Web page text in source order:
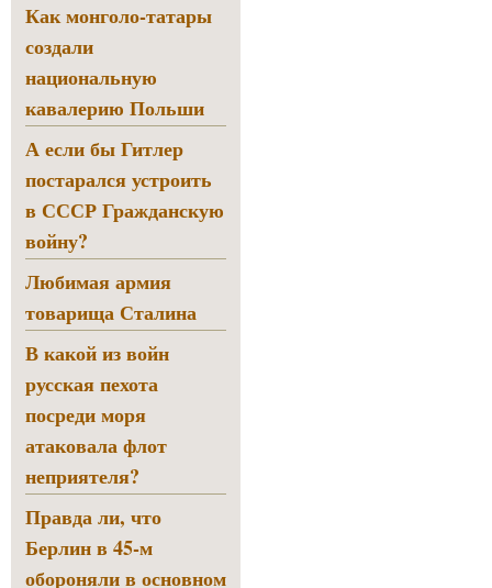
Как монголо-татары
создали
национальную
кавалерию Польши
А если бы Гитлер
постарался устроить
в СССР Гражданскую
войну?
Любимая армия
товарища Сталина
В какой из войн
русская пехота
посреди моря
атаковала флот
неприятеля?
Правда ли, что
Берлин в 45-м
обороняли в основном